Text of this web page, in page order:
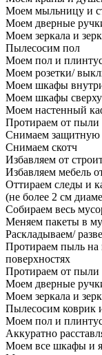
Моем мыльницу и
Моем дверные
Моем зеркала и
Пылесосим пол
Моем пол и
Моем розетки/
Моем шкафы
Моем шкафы сверху
Моем настенный
Протираем от пыли
Снимаем защитную
Снимаем скотч
Избавляем от
Избавляем мебель
Оттираем следы и
(не более 2 см
Собираем весь
Меняем пакеты в
Раскладываем/
Протираем пыль на
поверхностях
Протираем от пыли
Моем дверные
Моем зеркала и
Пылесосим коврик
Моем пол и
Аккуратно
Моем все шкафы и